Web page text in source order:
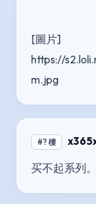
[圖片]
https://
m.jpg
#? 樓
买不起系列